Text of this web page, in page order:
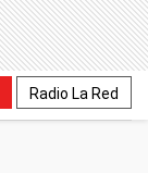
Radio La Red